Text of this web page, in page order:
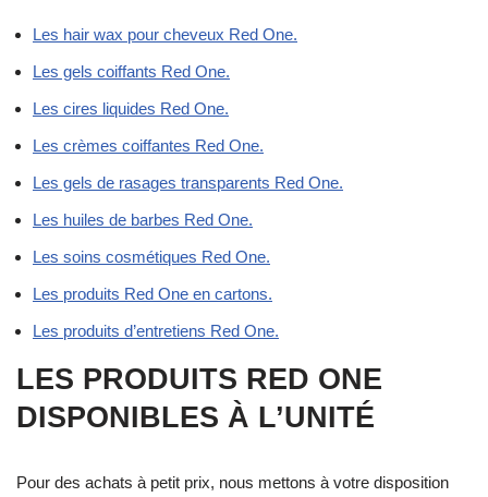
Les hair wax pour cheveux Red One.
Les gels coiffants Red One.
Les cires liquides Red One.
Les crèmes coiffantes Red One.
Les gels de rasages transparents Red One.
Les huiles de barbes Red One.
Les soins cosmétiques Red One.
Les produits Red One en cartons.
Les produits d’entretiens Red One.
LES PRODUITS RED ONE
DISPONIBLES À L’UNITÉ
Pour des achats à petit prix, nous mettons à votre disposition